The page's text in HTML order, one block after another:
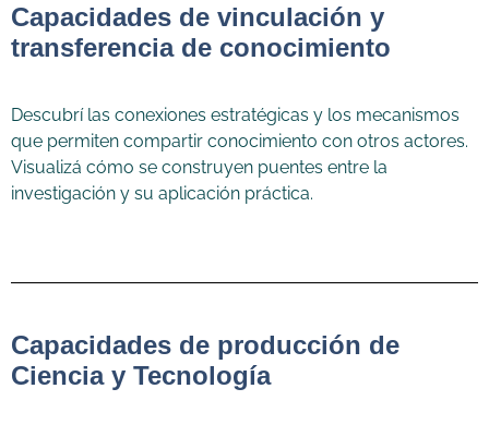
Capacidades de vinculación y
transferencia de conocimiento
Descubrí las conexiones estratégicas y los mecanismos
que permiten compartir conocimiento con otros actores.
Visualizá cómo se construyen puentes entre la
investigación y su aplicación práctica.
Capacidades de producción de
Ciencia y Tecnología